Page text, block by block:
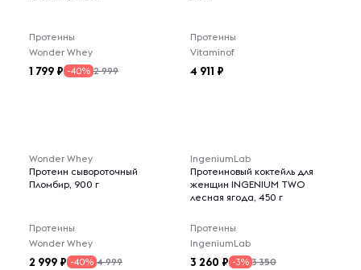
Протеины
Wonder Whey
1 799 -40% 2 999
Протеины
Vitaminof
4 911
Wonder Whey
Протеин сывороточный
Пломбир, 900 г
Протеины
Wonder Whey
2 999 -40% 4 999
IngeniumLab
Протеиновый коктейль для
женщин INGENIUM TWO
лесная ягода, 450 г
Протеины
IngeniumLab
3 260 -3% 3 350